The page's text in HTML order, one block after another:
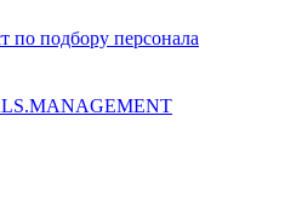
по подбору персонала